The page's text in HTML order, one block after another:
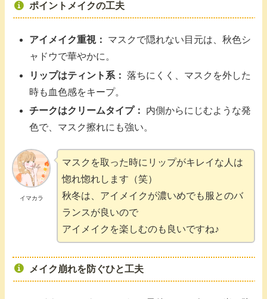
ポイントメイクの工夫
アイメイク重視：
マスクで隠れない目元は、秋色シ
ャドウで華やかに。
リップはティント系： 落ちにくく、マスクを外した
時も血色感をキープ。
チークはクリームタイプ：
内側からにじむような発
色で、マスク擦れにも強い。
イマカラ
マスクを取った時にリップがキレイな人は
惚れ惚れします（笑）
秋冬は、アイメイクが濃いめでも服とのバ
ランスが良いので
アイメイクを楽しむのも良いですね♪
メイク崩れを防ぐひと工夫